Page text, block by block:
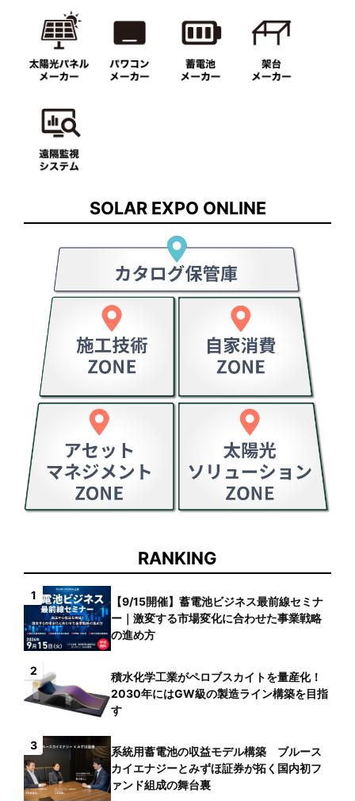
SOLAR EXPO ONLINE
RANKING
1
【9/15開催】蓄電池ビジネス最前線セミナ
ー｜激変する市場変化に合わせた事業戦略
の進め方
2
積水化学工業がペロブスカイトを量産化！
2030年にはGW級の製造ライン構築を目指
す
3
系統用蓄電池の収益モデル構築 ブルース
カイエナジーとみずほ証券が拓く国内初フ
ァンド組成の舞台裏